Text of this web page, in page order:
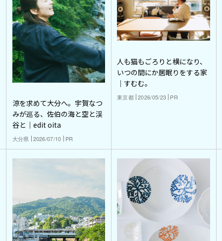
涼を求めて大分へ。宇賀なつ
みが巡る、佐伯の海と空と渓
谷と｜edit oita
大分県 2026/07/10 PR
人も猫もごろりと横になり、
いつの間にか居眠りをする家
｜すむむ。
東京都 2026/05/23 PR